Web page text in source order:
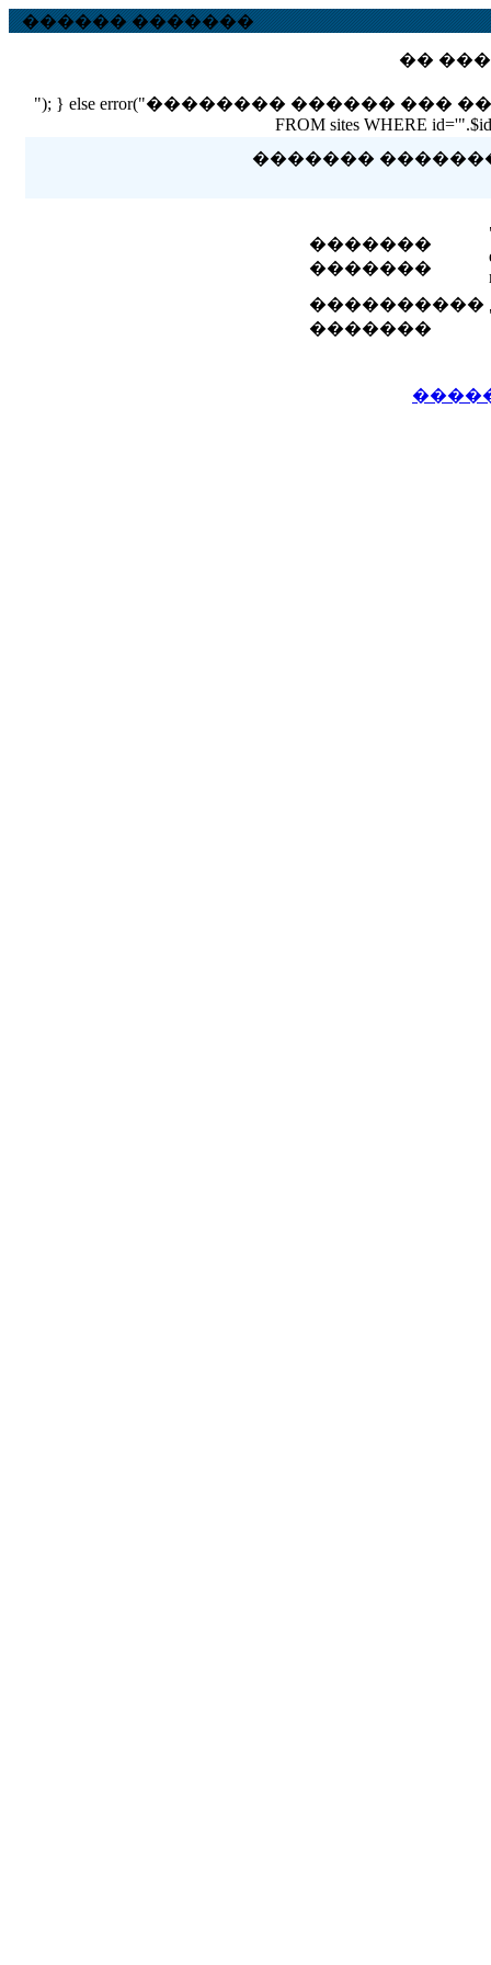
������ �������
��
"); } else error("�������� ������ ��� ������
FROM sites WHERE
�������
�������
�������
����������
�������